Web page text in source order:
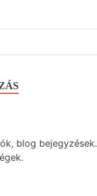
blog bejegyzések.